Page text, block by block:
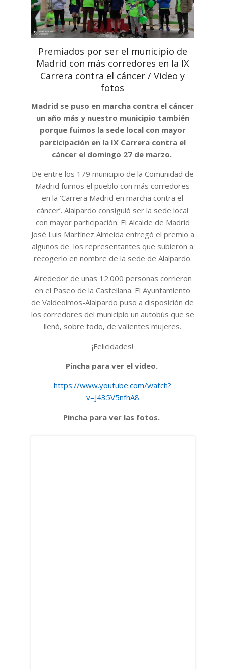
Premiados por ser el municipio de
Madrid con más corredores en la IX
Carrera contra el cáncer / Video y
fotos
Madrid se puso en marcha contra el cáncer
un año más y nuestro municipio también
porque fuimos la sede local con mayor
participación en la IX Carrera contra el
cáncer el domingo 27 de marzo.
De entre los 179 municipio de la Comunidad de
Madrid fuimos el pueblo con más corredores
en la ‘Carrera Madrid en marcha contra el
cáncer’. Alalpardo consiguió ser la sede local
con mayor participación. El Alcalde de Madrid
José Luis Martínez Almeida entregó el premio a
algunos de los representantes que subieron a
recogerlo en nombre de la sede de Alalpardo.
Alrededor de unas 12.000 personas corrieron
en el Paseo de la Castellana. El Ayuntamiento
de Valdeolmos-Alalpardo puso a disposición de
los corredores del municipio un autobús que se
llenó, sobre todo, de valientes mujeres.
¡Felicidades!
Pincha para ver el video.
https://www.youtube.com/watch?
v=J435V5nfhA8
Pincha para ver las fotos.